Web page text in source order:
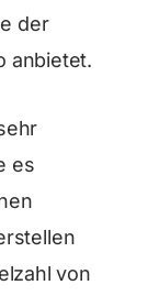
der
anbietet.
es
von